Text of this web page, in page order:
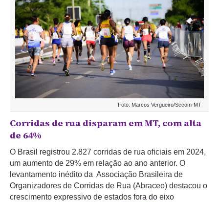
Foto: Marcos Vergueiro/Secom-MT
Corridas de rua disparam em MT, com alta
de 64%
O Brasil registrou 2.827 corridas de rua oficiais em 2024,
um aumento de 29% em relação ao ano anterior. O
levantamento inédito da Associação Brasileira de
Organizadores de Corridas de Rua (Abraceo) destacou o
crescimento expressivo de estados fora do eixo